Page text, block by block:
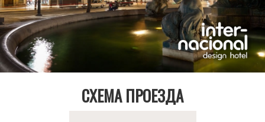
СХЕМА ПРОЕЗДА